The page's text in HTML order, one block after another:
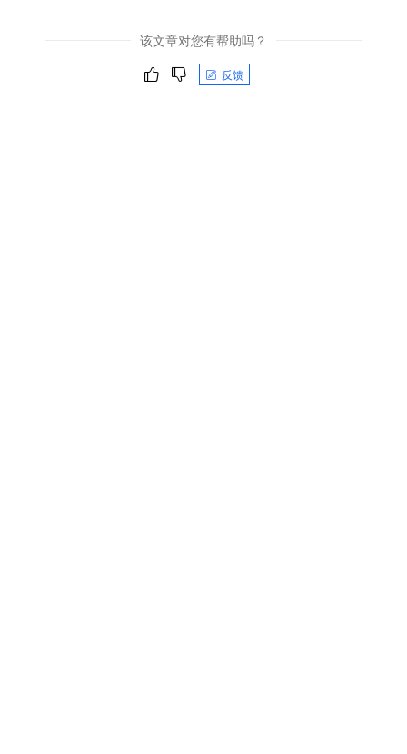
该文章对您有帮助吗？
反馈